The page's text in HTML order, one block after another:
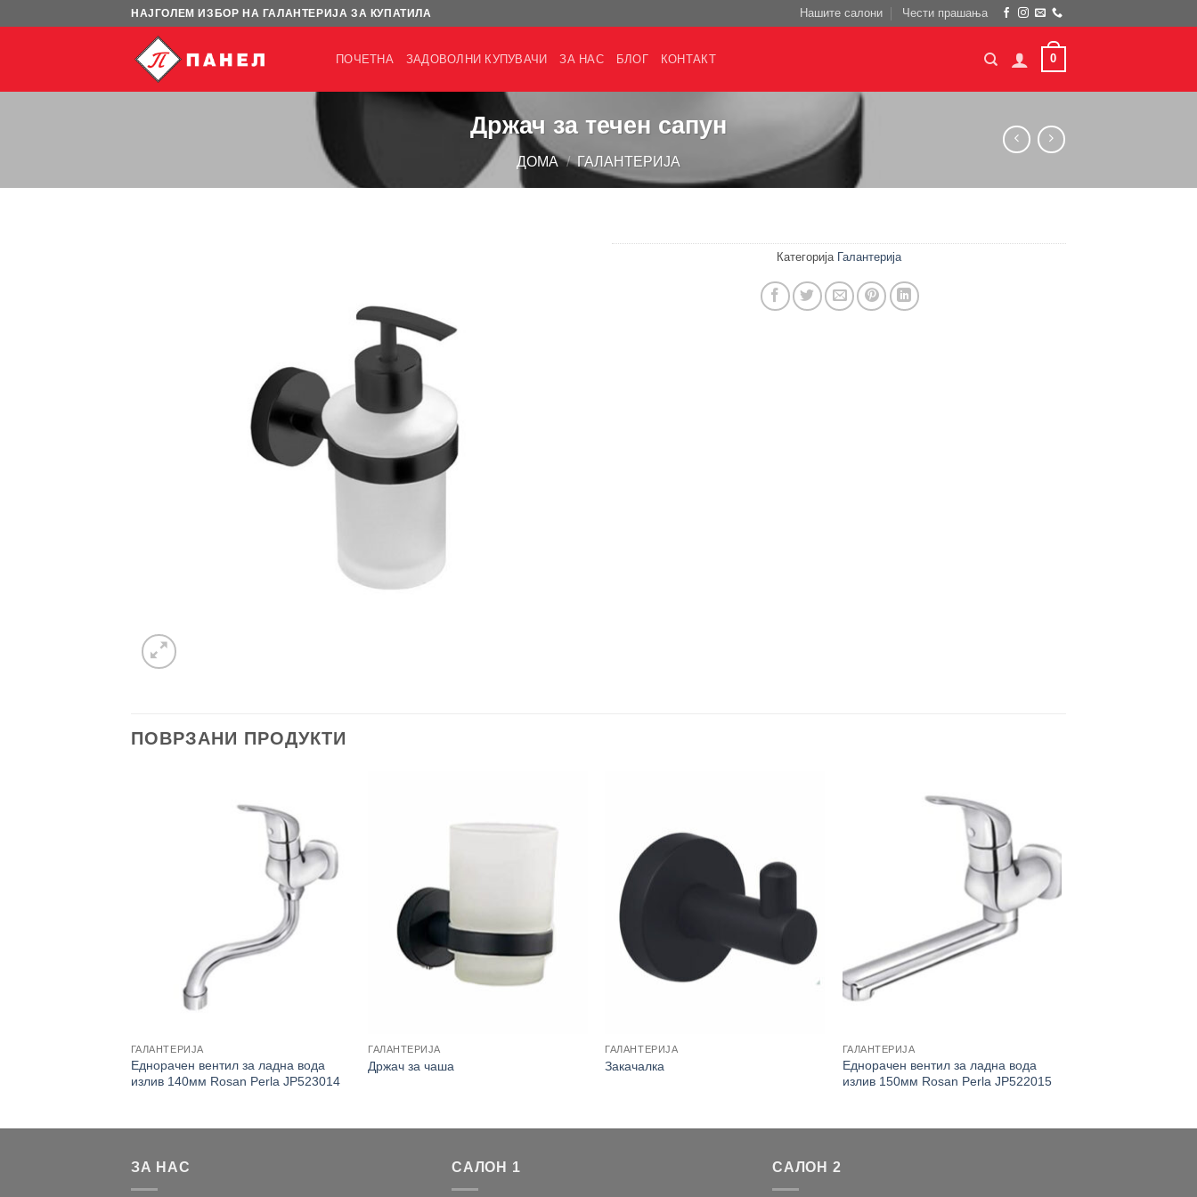
НАЈГОЛЕМ ИЗБОР НА ГАЛАНТЕРИЈА ЗА КУПАТИЛА Нашите салони Чести прашања
ПОЧЕТНА ЗАДОВОЛНИ КУПУВАЧИ ЗА НАС БЛОГ КОНТАКТ 0
Држач за течен сапун
ДОМА / ГАЛАНТЕРИЈА
Категорија Галантерија
ПОВРЗАНИ ПРОДУКТИ
ГАЛАНТЕРИЈА
Еднорачен вентил за ладна вода
излив 140мм Rosan Perla JP523014
ГАЛАНТЕРИЈА
Држач за чаша
ГАЛАНТЕРИЈА
Закачалка
ГАЛАНТЕРИЈА
Еднорачен вентил за ладна вода
излив 150мм Rosan Perla JP522015
ЗА НАС САЛОН 1 САЛОН 2